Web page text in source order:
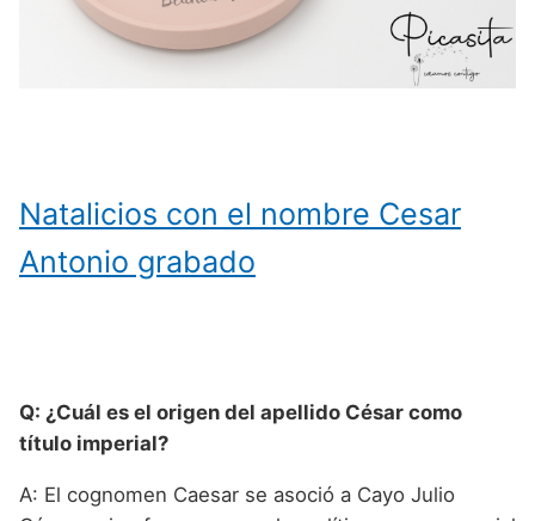
Natalicios con el nombre Cesar
Antonio grabado
Q: ¿Cuál es el origen del apellido César como
título imperial?
A: El cognomen Caesar se asoció a Cayo Julio